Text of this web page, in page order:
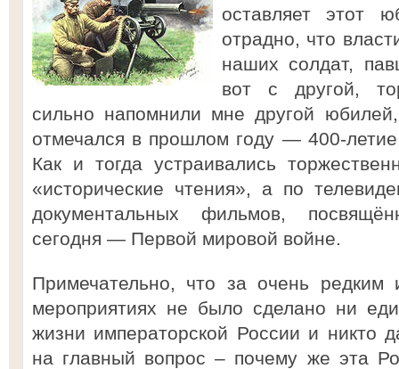
оставляет этот
отрадно, что
наших солдат,
вот с другой,
сильно напомнили мне другой
отмечался в прошлом году — 400-
Как и тогда устраивались
«исторические чтения», а по
документальных фильмов,
сегодня — Первой мировой войне.
Примечательно, что за очень редким
мероприятиях не было сделано ни
жизни императорской России и никто
на главный вопрос – почему же эта